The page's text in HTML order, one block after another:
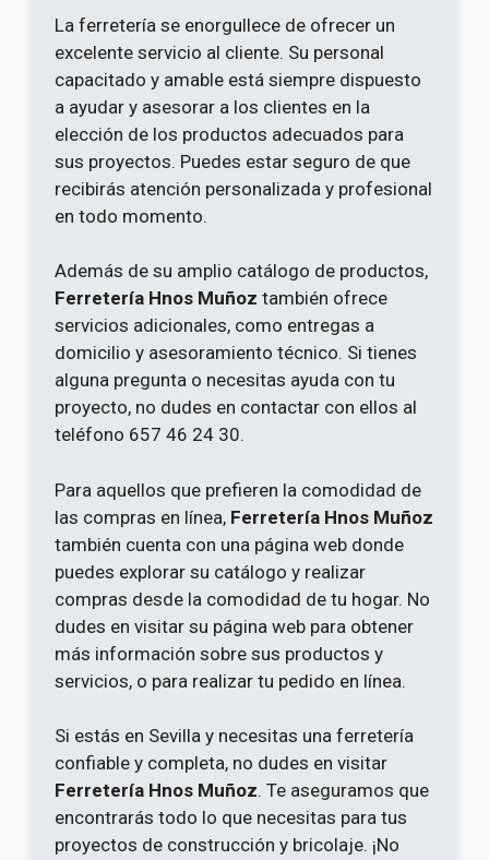
La ferretería se enorgullece de ofrecer un
excelente servicio al cliente. Su personal
capacitado y amable está siempre dispuesto
a ayudar y asesorar a los clientes en la
elección de los productos adecuados para
sus proyectos. Puedes estar seguro de que
recibirás atención personalizada y profesional
en todo momento.
Además de su amplio catálogo de productos,
Ferretería Hnos Muñoz también ofrece
servicios adicionales, como entregas a
domicilio y asesoramiento técnico. Si tienes
alguna pregunta o necesitas ayuda con tu
proyecto, no dudes en contactar con ellos al
teléfono 657 46 24 30.
Para aquellos que prefieren la comodidad de
las compras en línea, Ferretería Hnos Muñoz
también cuenta con una página web donde
puedes explorar su catálogo y realizar
compras desde la comodidad de tu hogar. No
dudes en visitar su página web para obtener
más información sobre sus productos y
servicios, o para realizar tu pedido en línea.
Si estás en Sevilla y necesitas una ferretería
confiable y completa, no dudes en visitar
Ferretería Hnos Muñoz. Te aseguramos que
encontrarás todo lo que necesitas para tus
proyectos de construcción y bricolaje. ¡No